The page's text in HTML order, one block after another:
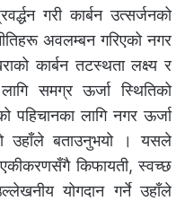
गरी कार्बन उत्सर्जनको
अवलम्बन गरिएको नगर
कार्बन तटस्थता लक्ष्य र
समग्र ऊर्जा स्थितिको
पहिचानका लागि नगर ऊर्जा
उहाँले बताउनुभयो । यसले
एकीकरणसँगै किफायती, स्वच्छ
योगदान गर्ने उहाँले